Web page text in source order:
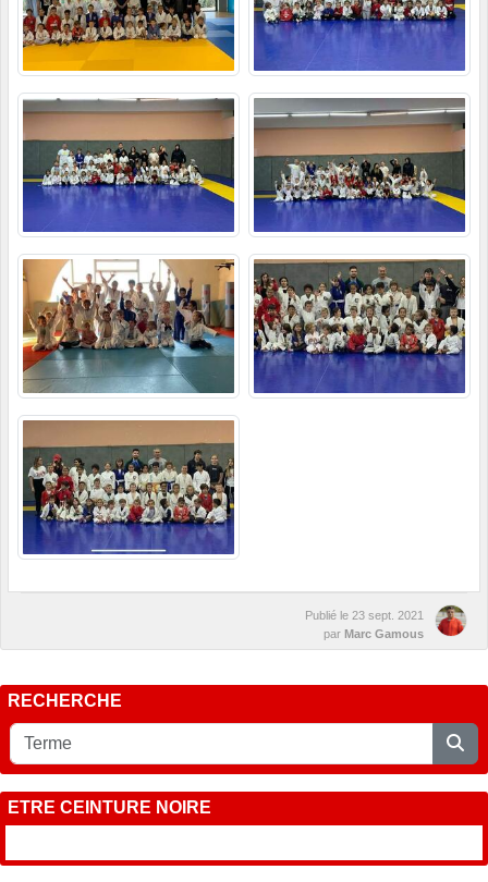
Publié le 23 sept. 2021
par Marc Gamous
RECHERCHE
ETRE CEINTURE NOIRE